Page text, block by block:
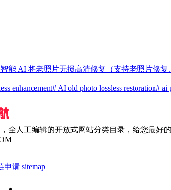
能 AI 将老照片无损高清修复（支持老照片修复
enhancement# AI old photo lossless restoration# ai
全人工编辑的开放式网站分类目录，给您最好
申请 sitemap